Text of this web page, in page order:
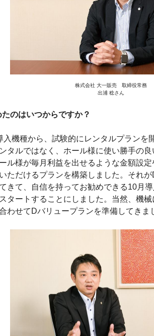
株式会社 大一販売 取締役常務
出浦 稔さん
のはいつからですか？
機種から、試験的にレンタルプランを
タルではなく、ホール様に使い勝手の
ル様が毎月利益を出せるような金額設
ただけるプランを構築しました。それ
きて、自信を持ってお勧めできる10月
タートすることにしました。当然、機
わせてDバリュープランを準備してきま